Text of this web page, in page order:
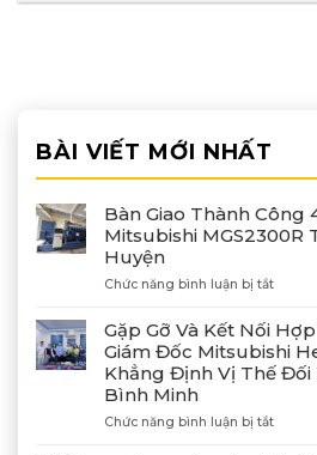
BÀI VIẾT MỚI NHẤT
Bàn Giao Thành Công
Mitsubishi MGS2300R
Huyện
Chức năng bình luận bị tắtở
Thành
Công
4
Phát
Gặp Gỡ Và Kết Nối
Giám Đốc Mitsubishi
Khẳng Định Vị Thế Đối
Bình Minh
Chức năng bình luận bị tắtở